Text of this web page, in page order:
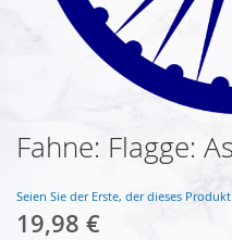
Zum
Anfang
Bildgalerie
springen
Fahne: Flagge:
Seien Sie der Erste, der dieses
19,98 €